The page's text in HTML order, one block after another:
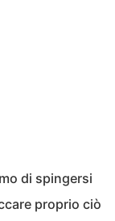
di spingersi
proprio ciò